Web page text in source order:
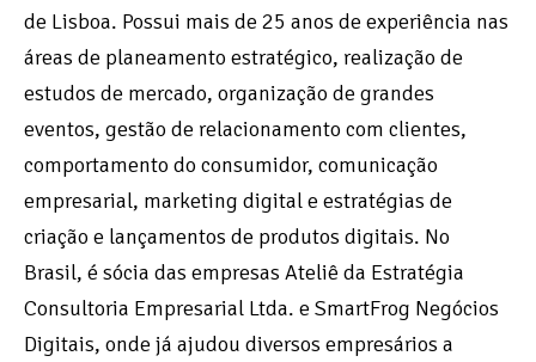
de Lisboa. Possui mais de 25 anos de experiência nas
áreas de planeamento estratégico, realização de
estudos de mercado, organização de grandes
eventos, gestão de relacionamento com clientes,
comportamento do consumidor, comunicação
empresarial, marketing digital e estratégias de
criação e lançamentos de produtos digitais. No
Brasil, é sócia das empresas Ateliê da Estratégia
Consultoria Empresarial Ltda. e SmartFrog Negócios
Digitais, onde já ajudou diversos empresários a